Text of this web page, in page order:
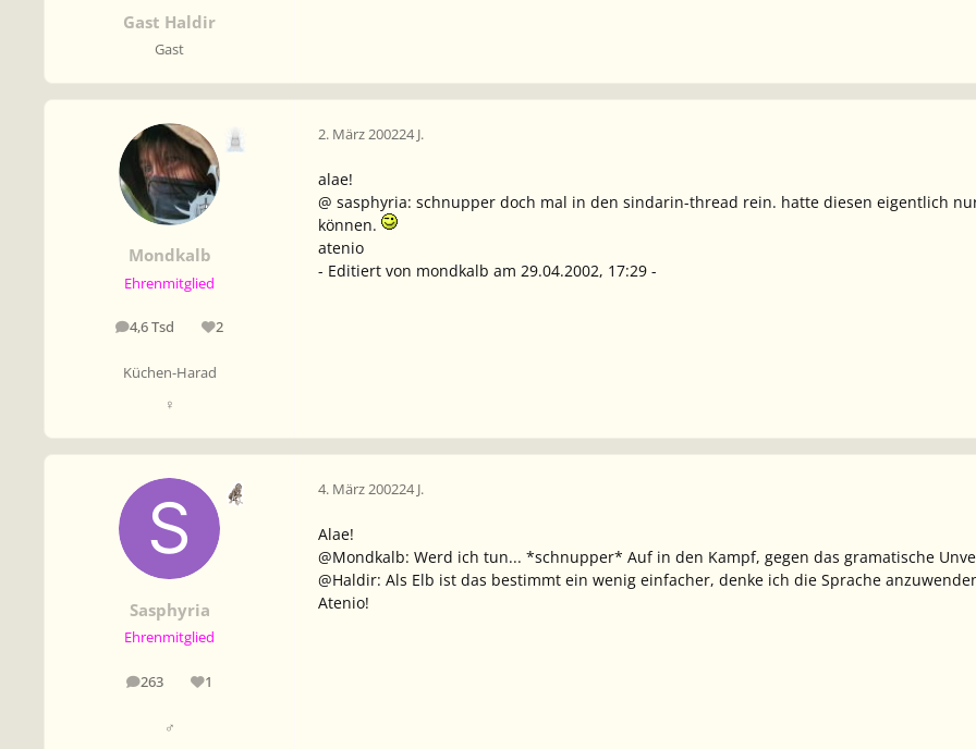
Gast Haldir
Gast
Mondkalb
Ehrenmitglied
4,6 Tsd
Beiträge 2
Reputation
Küchen-Harad
♀
2. März 200224 J.
alae!
@ sasphyria: schnupper doch mal in den sindarin-thread rein. hatte diesen eigentlich
können.
atenio
- Editiert von mondkalb am 29.04.2002, 17:29 -
Sasphyria
Ehrenmitglied
263
Beiträge 1
Reputation
♂
4. März 200224 J.
Alae!
@Mondkalb: Werd ich tun... *schnupper* Auf in den Kampf, gegen das gramatische
@Haldir: Als Elb ist das bestimmt ein wenig einfacher, denke ich die Sprache
Atenio!